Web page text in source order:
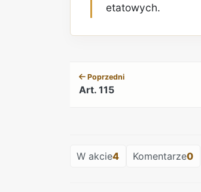
etatowych.
Poprzedni
Art. 115
W akcie4 Komentarze0